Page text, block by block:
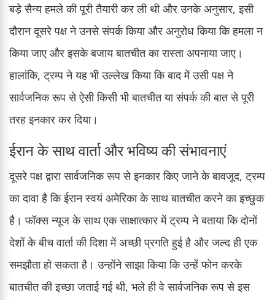
बड़े सैन्य हमले की पूरी तैयारी कर ली थी और उनके अनुसार, इसी
दौरान दूसरे पक्ष ने उनसे संपर्क किया और अनुरोध किया कि हमला न
किया जाए और इसके बजाय बातचीत का रास्ता अपनाया जाए।
हालांकि, ट्रम्प ने यह भी उल्लेख किया कि बाद में उसी पक्ष ने
सार्वजनिक रूप से ऐसी किसी भी बातचीत या संपर्क की बात से पूरी
तरह इनकार कर दिया।
ईरान के साथ वार्ता और भविष्य की संभावनाएं
दूसरे पक्ष द्वारा सार्वजनिक रूप से इनकार किए जाने के बावजूद, ट्रम्प
का दावा है कि ईरान स्वयं अमेरिका के साथ बातचीत करने का इच्छुक
है। फॉक्स न्यूज के साथ एक साक्षात्कार में ट्रम्प ने बताया कि दोनों
देशों के बीच वार्ता की दिशा में अच्छी प्रगति हुई है और जल्द ही एक
समझौता हो सकता है। उन्होंने साझा किया कि उन्हें फोन करके
बातचीत की इच्छा जताई गई थी, भले ही वे सार्वजनिक रूप से इस